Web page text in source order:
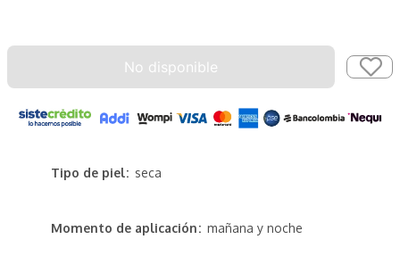
No disponible
Tipo de piel seca
Momento de aplicación mañana y noche